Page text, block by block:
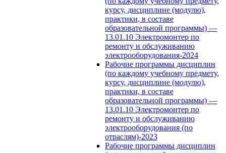
курсу, дисциплине (модулю),
практики, в составе
образовательной программы) —
13.01.10 Электромонтер по
ремонту и обслуживанию
электрооборудования-2024
Рабочие программы дисциплин
(по каждому учебному предмету,
курсу, дисциплине (модулю),
практики, в составе
образовательной программы) —
13.01.10 Электромонтер по
ремонту и обслуживанию
электрооборудования (по
отраслям)-2023
Рабочие программы дисциплин